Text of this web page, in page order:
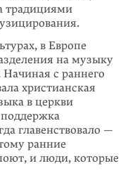
традициями
в Европе
на музыку
с раннего
христианская
в церкви
главенствовало —
ранние
и люди, которые